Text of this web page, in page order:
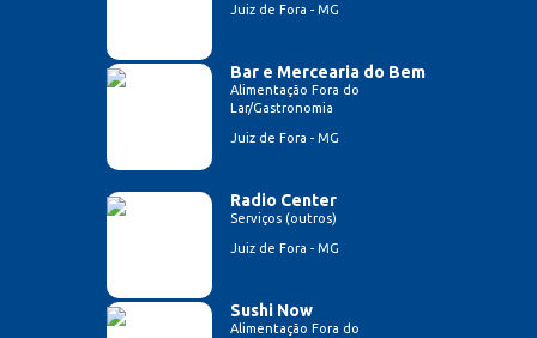
Juiz de Fora - MG
Bar e Mercearia do Bem
Alimentação Fora do
Lar/Gastronomia
Juiz de Fora - MG
Radio Center
Serviços (outros)
Juiz de Fora - MG
Sushi Now
Alimentação Fora do